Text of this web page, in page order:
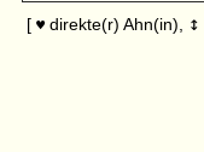
[ ♥ direkte(r) Ahn(in), ↕